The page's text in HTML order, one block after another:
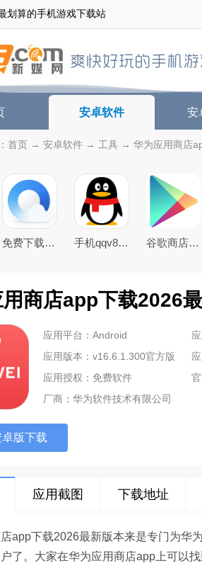
划算的手机游戏下载站
安卓软件 安
首页 → 安卓软件 → 工具 → 华为应用商店
免费下载2026最新版手机QQ浏览器 手机qqv8.5.0官方正式版 谷歌商店google play store最新版本下载
商店app下载2026
应用平台：Android
应用版本：v16.6.1.300官方版
应用授权：免费软件
厂商： 华为软件技术有限公司
卓版下载
应用截图 下载地址
app下载2026最新版本来是专门为华
了。大家在华为应用商店app上可以